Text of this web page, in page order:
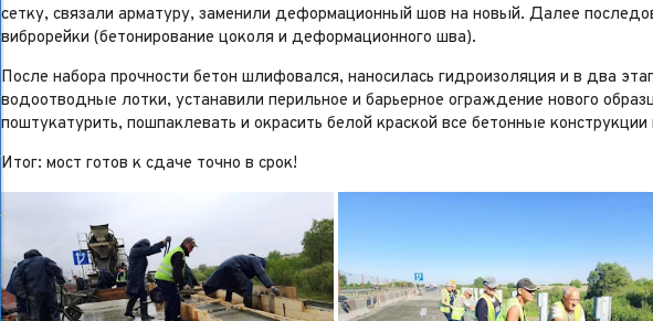
сетку, связали арматуру, заменили деформационный шов на новый. Далее
виброрейки (бетонирование цоколя и деформационного шва).
После набора прочности бетон шлифовался, наносилась гидроизоляция и в два
водоотводные лотки, устанавили перильное и барьерное ограждение нового
поштукатурить, пошпаклевать и окрасить белой краской все бетонные конструкции
Итог: мост готов к сдаче точно в срок!